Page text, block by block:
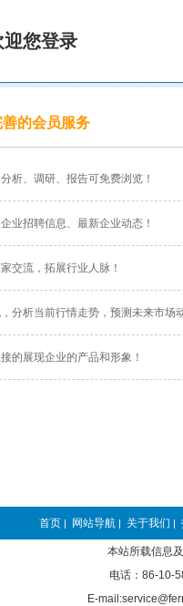
迎您登录
的会员服务
析、调研、报告可免费浏览！
业招聘信息、最新企业动态！
交流，拓展行业人脉！
分析当前行情走势，预测未来市场
的展现企业的产品和形象！
首页 | 网站导航 | 关于我们 |
本站所载信息
电话：86-10-
E-